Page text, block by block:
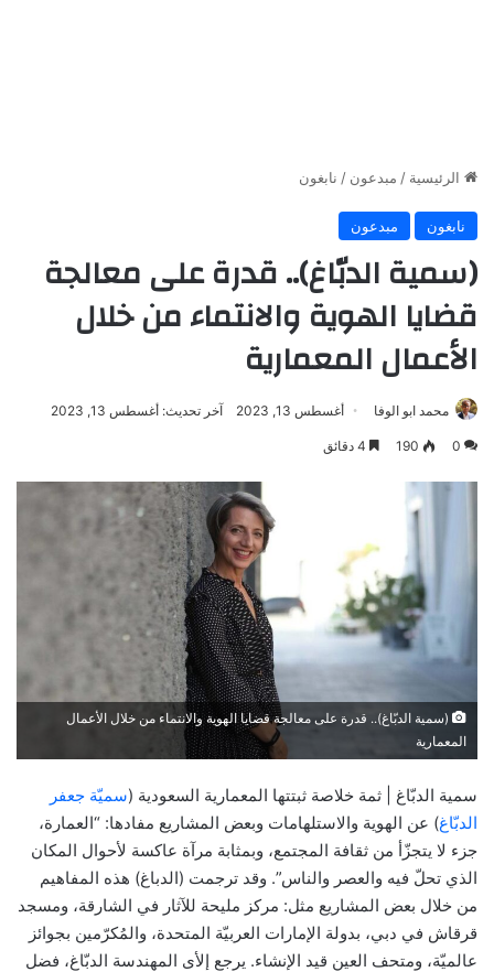
الرئيسية / مبدعون / نابغون
نابغون مبدعون
(سمية الدبّاغ).. قدرة على معالجة
قضايا الهوية والانتماء من خلال
الأعمال المعمارية
محمد ابو الوفا أغسطس 13, 2023 آخر تحديث: أغسطس 13, 2023
0
190
(سمية الدبّاغ).. قدرة على معالجة قضايا الهوية والانتماء من خلال الأعمال
المعمارية
سمية الدبّاغ | ثمة خلاصة ثبتتها المعمارية السعودية (سميّة جعفر
الدبّاغ) عن الهوية والاستلهامات وبعض المشاريع مفادها: “العمارة،
جزء لا يتجزّأ من ثقافة المجتمع، وبمثابة مرآة عاكسة لأحوال المكان
الذي تحلّ فيه والعصر والناس”. وقد ترجمت (الدباغ) هذه المفاهيم
من خلال بعض المشاريع مثل: مركز مليحة للآثار في الشارقة، ومسجد
قرقاش في دبي، بدولة الإمارات العربيّة المتحدة، والمُكرّمين بجوائز
عالميّة، ومتحف العين قيد الإنشاء. يرجع إلأى المهندسة الدبّاغ، فضل